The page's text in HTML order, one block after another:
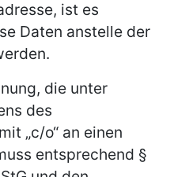
ist es
Daten anstelle der
die unter
des
„c/o“ an einen
entsprechend §